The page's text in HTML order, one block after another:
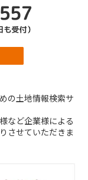
の土地情報検索サ
など企業様による
させていただきま